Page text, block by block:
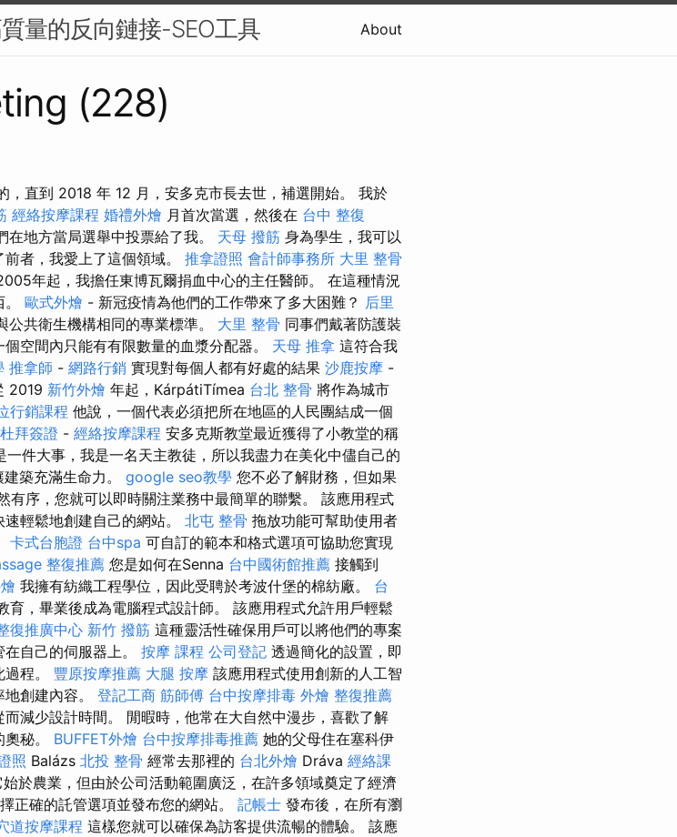
量的反向鏈接-SEO工具 About
(228)
，直到 2018 年 12 月，安多克市長去世，補選開始。 我於
經絡按摩課程 婚禮外燴 月首次當選，然後在 台中 整復
在地方當局選舉中投票給了我。 天母 撥筋 身為學生，我可以
者，我愛上了這個領域。 推拿證照 會計師事務所 大里 整骨
年起，我擔任東博瓦爾捐血中心的主任醫師。 在這種情況
歐式外燴 - 新冠疫情為他們的工作帶來了多大困難？ 后里
公共衛生機構相同的專業標準。 大里 整骨 同事們戴著防護裝
空間內只能有有限數量的血漿分配器。 天母 推拿 這符合我
推拿師 - 網路行銷 實現對每個人都有好處的結果 沙鹿按摩 -
2019 新竹外燴 年起，KárpátiTímea 台北 整骨 將作為城市
行銷課程 他說，一個代表必須把所在地區的人民團結成一個
杜拜簽證 - 經絡按摩課程 安多克斯教堂最近獲得了小教堂的稱
一件大事，我是一名天主教徒，所以我盡力在美化中儘自己的
築充滿生命力。 google seo教學 您不必了解財務，但如果
有序，您就可以即時關注業務中最簡單的聯繫。 該應用程式
輕鬆地創建自己的網站。 北屯 整骨 拖放功能可幫助使用者
卡式台胞證 台中spa 可自訂的範本和格式選項可協助您實現
整復推薦 您是如何在Senna 台中國術館推薦 接觸到
我擁有紡織工程學位，因此受聘於考波什堡的棉紡廠。 台
育，畢業後成為電腦程式設計師。 該應用程式允許用戶輕鬆
復推廣中心 新竹 撥筋 這種靈活性確保用戶可以將他們的專案
自己的伺服器上。 按摩 課程 公司登記 透過簡化的設置，即
程。 豐原按摩推薦 大腿 按摩 該應用程式使用創新的人工智
創建內容。 登記工商 筋師傅 台中按摩排毒 外燴 整復推薦
減少設計時間。 閒暇時，他常在大自然中漫步，喜歡了解
秘。 BUFFET外燴 台中按摩排毒推薦 她的父母住在塞科伊
照 Balázs 北投 整骨 經常去那裡的 台北外燴 Dráva 經絡課
始於農業，但由於公司活動範圍廣泛，在許多領域奠定了經濟
正確的託管選項並發布您的網站。 記帳士 發布後，在所有瀏
道按摩課程 這樣您就可以確保為訪客提供流暢的體驗。 該應